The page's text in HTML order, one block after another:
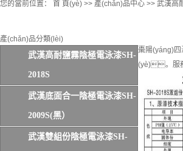
您的當前位置： 首 頁(yè) >> 產(chǎn)品中心 >> 武漢高
產(chǎn)品分類(lèi)
武漢高耐鹽霧陰極電泳漆SH-
2018S
武漢底面合一陰極電泳漆SH-
2009S(黑）
武漢雙組份陰極電泳漆SH-
棗陽(yáng)
(yè)。服